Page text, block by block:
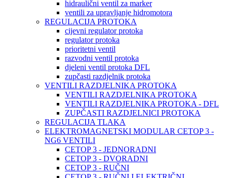
hidraulični ventil za marker
ventili za upravljanje hidromotora
REGULACIJA PROTOKA
cijevni regulator protoka
regulator protoka
prioritetni ventil
razvodni ventil protoka
djeleni ventil protoka DFL
zupčasti razdjelnik protoka
VENTILI RAZDJELNIKA PROTOKA
VENTILI RAZDJELNIKA PROTOKA
VENTILI RAZDJELNIKA PROTOKA - DFL
ZUPČASTI RAZDJELNICI PROTOKA
REGULACIJA TLAKA
ELEKTROMAGNETSKI MODULAR CETOP 3 -
NG6 VENTILI
CETOP 3 - JEDNORADNI
CETOP 3 - DVORADNI
CETOP 3 - RUČNI